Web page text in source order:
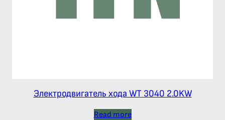
Электродвигатель хода WT 3040 2.0KW
Read more